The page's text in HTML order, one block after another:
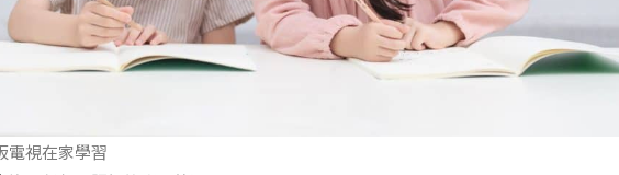
電視在家學習